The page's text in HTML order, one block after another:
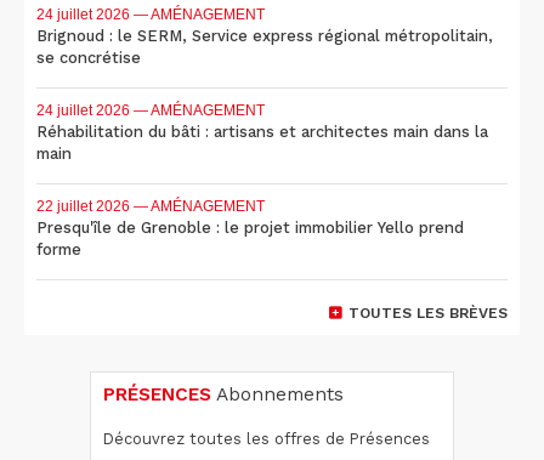
24 juillet 2026 — AMÉNAGEMENT
Brignoud : le SERM, Service express régional métropolitain,
se concrétise
24 juillet 2026 — AMÉNAGEMENT
Réhabilitation du bâti : artisans et architectes main dans la
main
22 juillet 2026 — AMÉNAGEMENT
Presqu'île de Grenoble : le projet immobilier Yello prend
forme
TOUTES LES BRÈVES
PRÉSENCES Abonnements
Découvrez toutes les offres de Présences